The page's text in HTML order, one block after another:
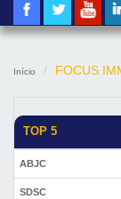
Início FOCUS
TOP 5
ABJC
SDSC